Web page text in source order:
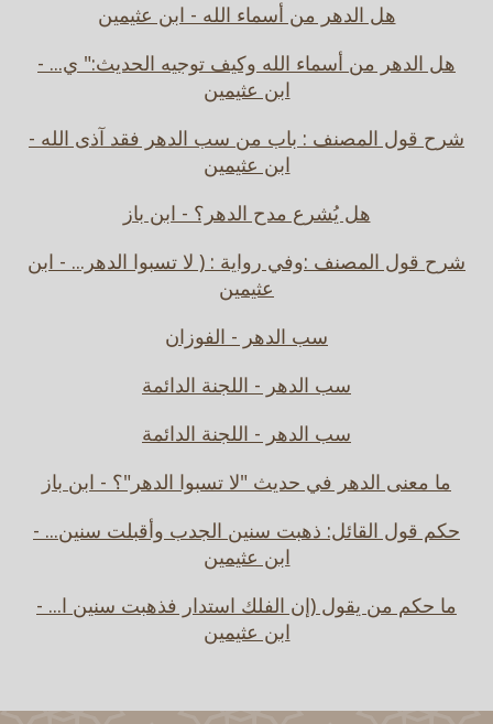
هل الدهر من أسماء الله - ابن عثيمين
هل الدهر من أسماء الله وكيف توجيه الحديث:" ي... -
ابن عثيمين
شرح قول المصنف : باب من سب الدهر فقد آذى الله -
ابن عثيمين
هل يُشرع مدح الدهر؟ - ابن باز
شرح قول المصنف :وفي رواية : ( لا تسبوا الدهر... - ابن
عثيمين
سب الدهر - الفوزان
سب الدهر - اللجنة الدائمة
سب الدهر - اللجنة الدائمة
ما معنى الدهر في حديث "لا تسبوا الدهر"؟ - ابن باز
حكم قول القائل: ذهبت سنين الجدب وأقبلت سنين... -
ابن عثيمين
ما حكم من يقول (إن الفلك استدار فذهبت سنين ا... -
ابن عثيمين